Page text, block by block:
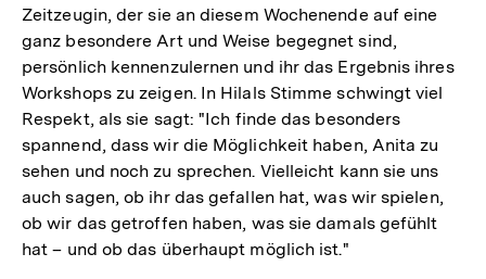
Zeitzeugin, der sie an diesem Wochenende auf eine
ganz besondere Art und Weise begegnet sind,
persönlich kennenzulernen und ihr das Ergebnis ihres
Workshops zu zeigen. In Hilals Stimme schwingt viel
Respekt, als sie sagt: "Ich finde das besonders
spannend, dass wir die Möglichkeit haben, Anita zu
sehen und noch zu sprechen. Vielleicht kann sie uns
auch sagen, ob ihr das gefallen hat, was wir spielen,
ob wir das getroffen haben, was sie damals gefühlt
hat – und ob das überhaupt möglich ist."